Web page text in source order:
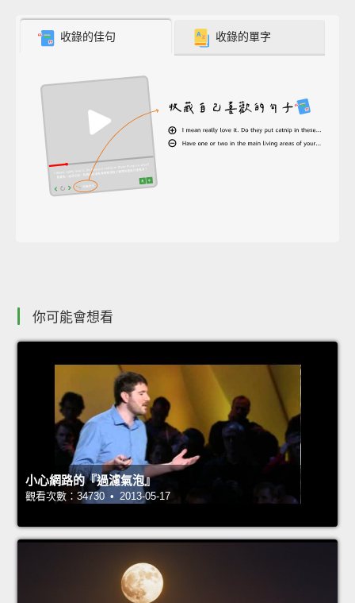
收錄的佳句 收錄的單字
你可能會想看
小心網路的『過濾氣泡』
觀看次數：34730 • 2013-05-17